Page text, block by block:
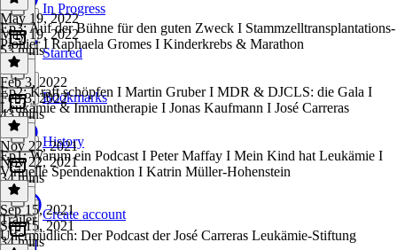
In Progress
Starred
Bookmarks
History
Create account
May 19, 2022
May 19, 2022
53 mins
Ep3: Auf der Bühne für den guten Zweck I Stammzelltransplantations-
Pionier I Raphaela Gromes I Kinderkrebs & Marathon
Feb 3, 2022
Feb 3, 2022
43 mins
Ep2: Kraft schöpfen I Martin Gruber I MDR & DJCLS: die Gala I
Leukämie & Immuntherapie I Jonas Kaufmann I José Carreras
Nov 22, 2021
Nov 22, 2021
34 mins
Ep1: Warum ein Podcast I Peter Maffay I Mein Kind hat Leukämie I
Virtuelle Spendenaktion I Katrin Müller-Hohenstein
Sep 15, 2021
Sep 15, 2021
34 mins
Trailer
Unermüdlich: Der Podcast der José Carreras Leukämie-Stiftung